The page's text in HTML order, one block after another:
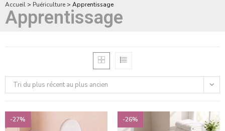
Accueil > Puériculture > Apprentissage
Apprentissage
Tri du plus récent au plus ancien
-27% -26%